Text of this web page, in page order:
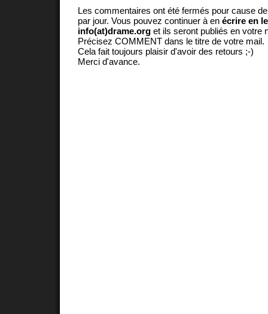
Les commentaires ont été fermés pour cause
par jour. Vous pouvez continuer à en écrire en
info(at)drame.org et ils seront publiés en votre
Précisez COMMENT dans le titre de votre mail.
Cela fait toujours plaisir d'avoir des retours ;-)
Merci d'avance.